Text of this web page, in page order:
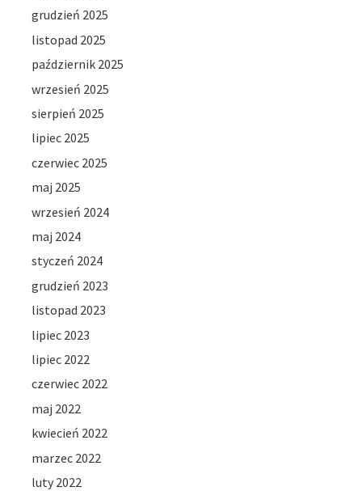
grudzień 2025
listopad 2025
październik 2025
wrzesień 2025
sierpień 2025
lipiec 2025
czerwiec 2025
maj 2025
wrzesień 2024
maj 2024
styczeń 2024
grudzień 2023
listopad 2023
lipiec 2023
lipiec 2022
czerwiec 2022
maj 2022
kwiecień 2022
marzec 2022
luty 2022